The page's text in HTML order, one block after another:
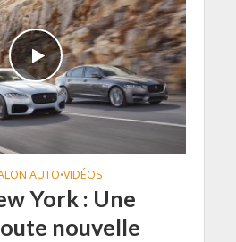
AUTO•VIDÉOS
York : Une
nouvelle